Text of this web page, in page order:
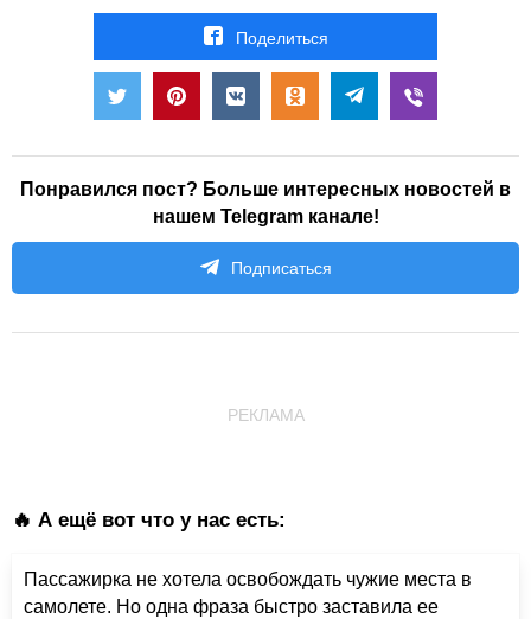
Поделиться
Понравился пост? Больше интересных новостей в
нашем Telegram канале!
Подписаться
РЕКЛАМА
🔥 А ещё вот что у нас есть:
Пассажирка не хотела освобождать чужие места в
самолете. Но одна фраза быстро заставила ее